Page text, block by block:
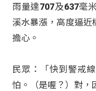
雨量達707及637毫
溪水暴漲，高度逼近
擔心。
民眾：「快到警戒
怕。（是喔？）對，